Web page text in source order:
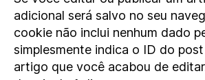
adicional será salvo no seu
cookie não inclui nenhum dado
simplesmente indica o ID do
artigo que você acabou de